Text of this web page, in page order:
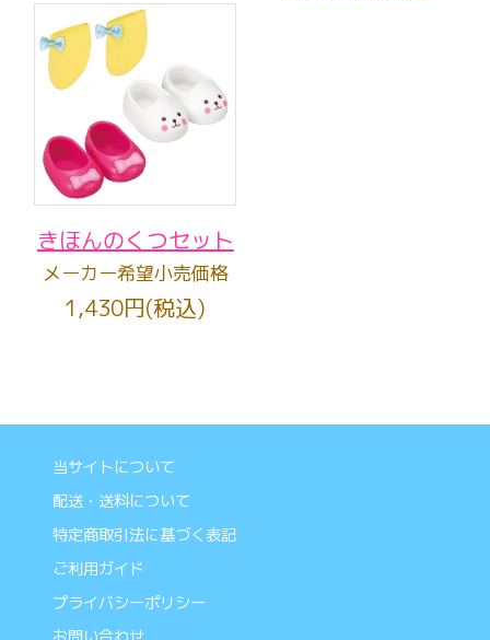
きほんのくつセット
メーカー希望小売価格
1,430円(税込)
当サイトについて
配送・送料について
特定商取引法に基づく表記
ご利用ガイド
プライバシーポリシー